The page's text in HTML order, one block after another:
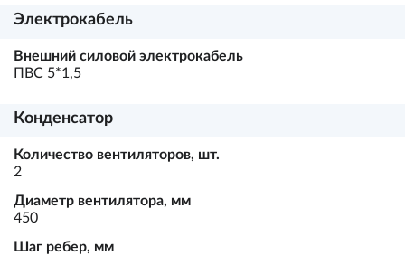
Электрокабель
Внешний силовой электрокабель
ПВС 5*1,5
Конденсатор
Количество вентиляторов, шт.
2
Диаметр вентилятора, мм
450
Шаг ребер, мм